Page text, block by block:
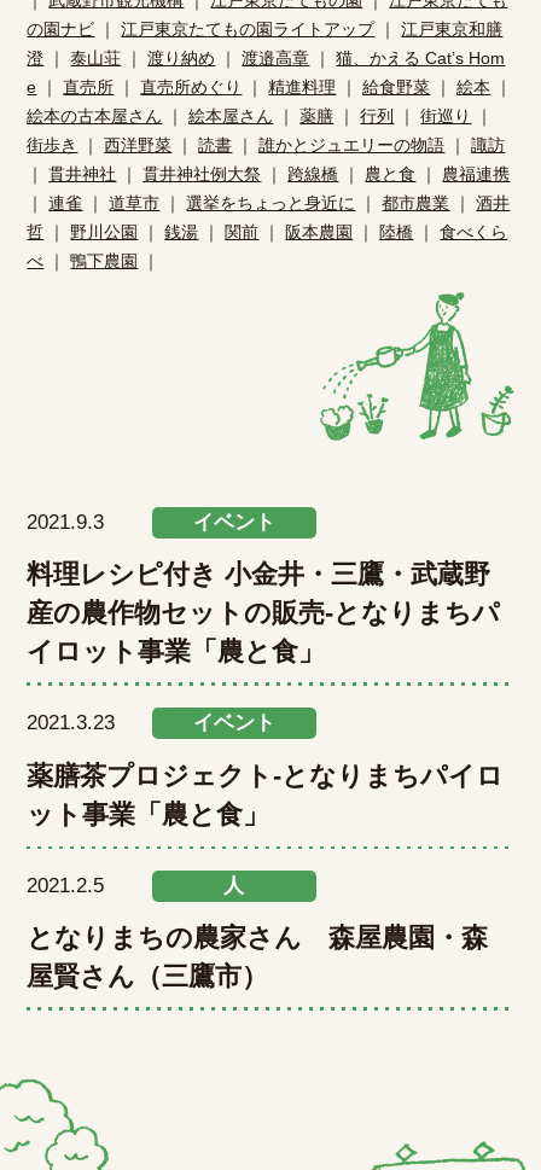
の園ナビ ｜江戸東京たてもの園ライトアップ｜江戸東京和膳
澄 ｜泰山荘 ｜渡り納め ｜渡邉高章 ｜猫、かえる Cat’s Hom
e ｜直売所 ｜直売所めぐり ｜精進料理 ｜給食野菜 ｜絵本 ｜
絵本の古本屋さん ｜絵本屋さん ｜薬膳 ｜行列 ｜街巡り
｜
街歩き
｜西洋野菜 ｜読書 ｜誰かとジュエリーの物語 ｜諏訪
｜貫井神社 ｜貫井神社例大祭 ｜跨線橋 ｜ 農と食 ｜ 農福連携
｜連雀 ｜道草市 ｜選挙をちょっと身近に ｜都市農業 ｜酒井
哲 ｜ 野川公園 ｜銭湯 ｜ 関前 ｜ 阪本農園 ｜ 陸橋 ｜食べくら
べ ｜鴨下農園 ｜
2021.9.3 イベント
料理レシピ付き 小金井・三鷹・武蔵野
産の農作物セットの販売-となりまちパ
イロット事業「農と食」
2021.3.23 イベント
薬膳茶プロジェクト-となりまちパイロ
ット事業「農と食」
2021.2.5 人
となりまちの農家さん 森屋農園・森
屋賢さん（三鷹市）